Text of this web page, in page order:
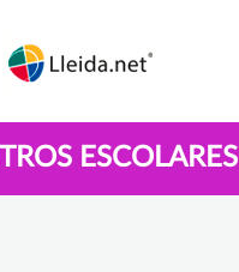
ESCOLARES